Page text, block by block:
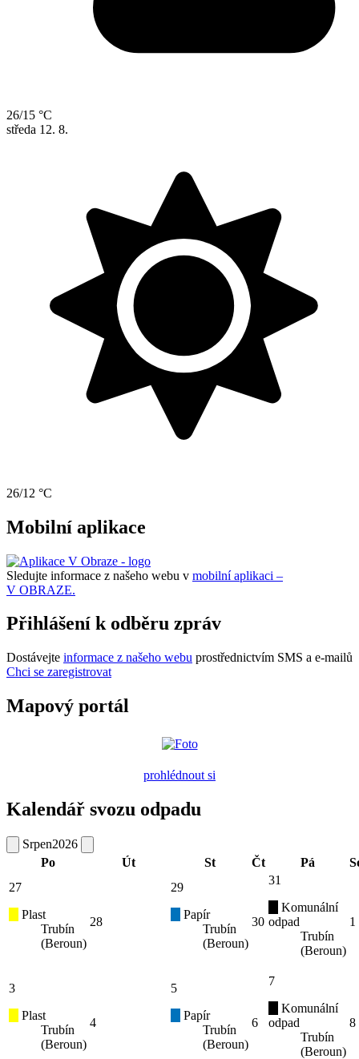
26/15 °C
středa 12. 8.
26/12 °C
Mobilní aplikace
Sledujte informace z našeho webu v mobilní aplikaci –
V OBRAZE.
Přihlášení k odběru zpráv
Dostávejte informace z našeho webu prostřednictvím SMS a e-mailů
Chci se zaregistrovat
Mapový portál
prohlédnout si
Kalendář svozu odpadu
Srpen2026
Po
Út St Čt Pá
27
Plast
Trubín
(Beroun)
28
29
Papír
Trubín
(Beroun)
30
31
Komunální
odpad
Trubín
(Beroun)
1
3
Plast
Trubín
(Beroun)
4
5
Papír
Trubín
(Beroun)
6
7
Komunální
odpad
Trubín
(Beroun)
8